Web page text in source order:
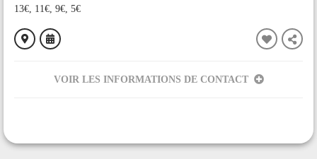
13€, 11€, 9€, 5€
VOIR LES INFORMATIONS DE CONTACT
CONTACT